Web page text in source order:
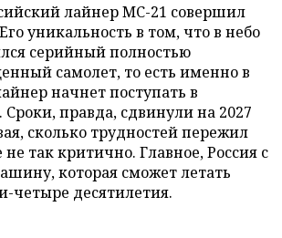
лайнер МС-21 совершил
уникальность в том, что в небо
серийный полностью
самолет, то есть именно в
начнет поступать в
правда, сдвинули на 2027
сколько трудностей пережил
не так критично. Главное, Россия с
которая сможет летать
четыре десятилетия.